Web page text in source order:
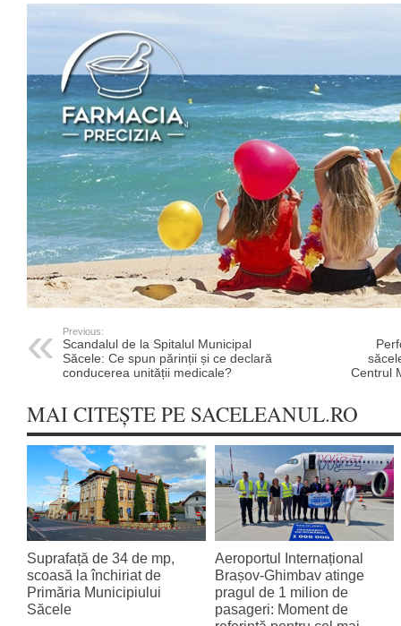
Previous:
Scandalul de la Spitalul Municipal
Săcele: Ce spun părinții și ce declară
conducerea unității medicale?
Centrul
MAI CITEȘTE PE SACELEANUL.RO
Suprafață de 34 de mp,
scoasă la închiriat de
Primăria Municipiului
Săcele
Aeroportul Internațional
Brașov‑Ghimbav atinge
pragul de 1 milion de
pasageri: Moment de